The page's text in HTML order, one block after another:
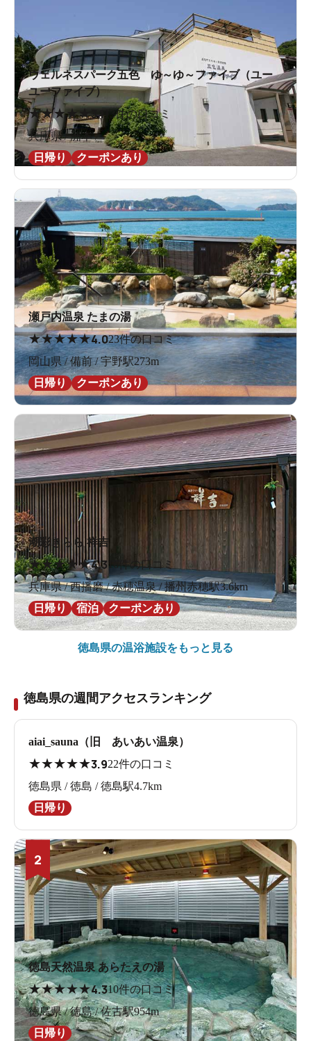
ウェルネスパーク五色 ゆ～ゆ～ファイブ（ユー
ユーファイブ）
★★★★★3.113件の口コミ
兵庫県 / 洲本 /
日帰り
クーポンあり
瀬戸内温泉 たまの湯
★★★★★4.023件の口コミ
岡山県 / 備前 / 宇野駅273m
日帰り
クーポンあり
潮彩きらら 祥吉
★★★★★4.3 16件の口コミ
兵庫県 / 西播磨 / 赤穂温泉 / 播州赤穂駅3.6km
日帰り
宿泊 クーポンあり
徳島県の温浴施設をもっと見る
徳島県の週間アクセスランキング
aiai_sauna（旧 あいあい温泉）
★★★★★3.922件の口コミ
徳島県 / 徳島 / 徳島駅4.7km
日帰り
2
徳島天然温泉 あらたえの湯
★★★★★4.310件の口コミ
徳島県 / 徳島 / 佐古駅954m
日帰り